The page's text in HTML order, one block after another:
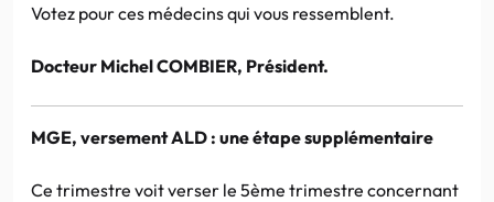
Votez pour ces médecins qui vous ressemblent.
Docteur Michel COMBIER, Président.
MGE, versement ALD : une étape supplémentaire
Ce trimestre voit verser le 5ème trimestre concernant